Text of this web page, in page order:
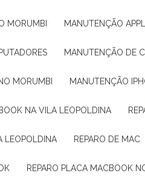
MORUMBI MANUTENÇÃO
MANUTENÇÃO DE
MORUMBI MANUTENÇÃO
NA VILA LEOPOLDINA
LEOPOLDINA REPARO DE MAC
REPARO PLACA MACBOOK